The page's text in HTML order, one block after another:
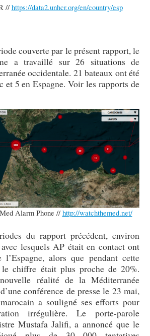
// https://data2.unhcr.org/en/country/esp
couverte par le présent rapport, le
a travaillé sur 26 situations de
occidentale. 21 bateaux ont été
et 5 en Espagne. Voir les rapports de
Alarm Phone // http://watchthemed.net/
du rapport précédent, environ
lesquels AP était en contact ont
l’Espagne, alors que pendant cette
le chiffre était plus proche de 20%.
réalité de la Méditerranée
conférence de presse le 23 mai,
a souligné ses efforts pour
irrégulière. Le porte-parole
Mustafa Jalifi, a annoncé que le